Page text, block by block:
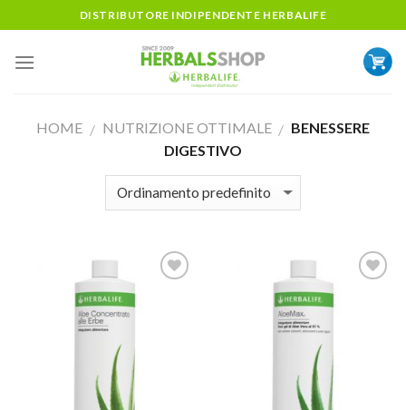
to
content
DISTRIBUTORE INDIPENDENTE HERBALIFE
HOME / NUTRIZIONE OTTIMALE / BENESSERE
DIGESTIVO
ADD TO
WISHLIST
ADD TO
WISHLIST